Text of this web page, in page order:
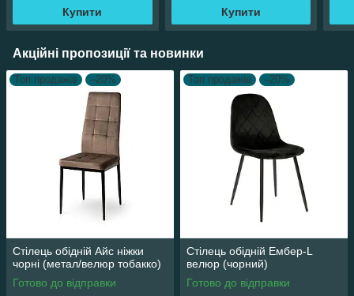
Купити Купити
Акційні пропозиції та новинки
Топ продажів –20%
Стілець обідній Айс ніжки
чорні (метал/велюр тобакко)
Готово до відправки
Топ продажів –20%
Стілець обідній Ембер-L
велюр (чорний)
Готово до відправки